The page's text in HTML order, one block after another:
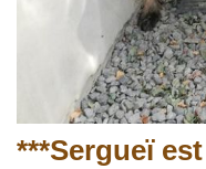
***Sergueï